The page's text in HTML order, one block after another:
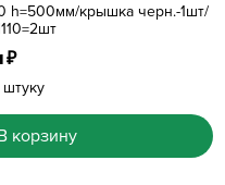
h=500мм/крышка черн.-1шт/
₽
корзину